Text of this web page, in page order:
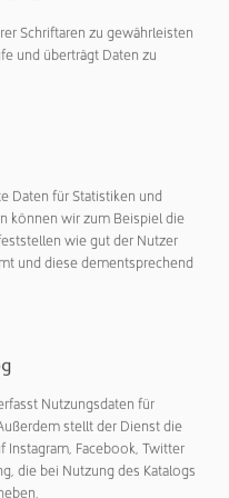
/ Autors
Mikrochips,...)
Teilen:
Schriftaren zu gewährleisten
und überträgt Daten zu
Daten für Statistiken und
können wir zum Beispiel die
wie gut der Nutzer
und diese dementsprechend
Nutzungsdaten für
stellt der Dienst die
Instagram, Facebook, Twitter
die bei Nutzung des Katalogs